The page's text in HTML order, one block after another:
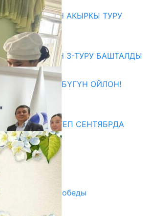
АЛУУНУН АКЫРКЫ ТУРУ
АЛУУНУН 3-ТУРУ БАШТАЛДЫ
ҮЧҮН БҮГҮН ОЙЛОН!
ОРУНДУУ МЕКТЕП СЕНТЯБРДА
БЕРИЛЕТ
жандуу сөзү
Дня Победы